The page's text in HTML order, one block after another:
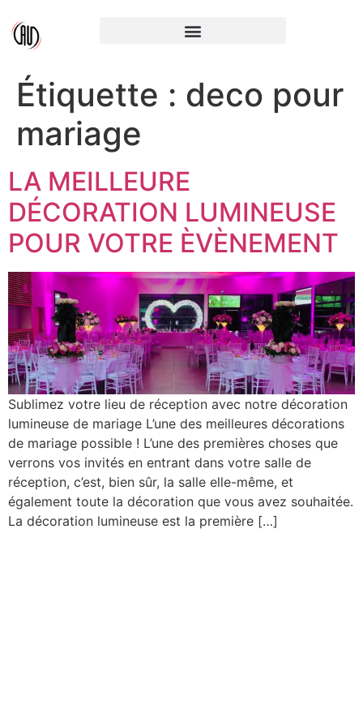
Étiquette : deco pour
mariage
LA MEILLEURE
DÉCORATION LUMINEUSE
POUR VOTRE ÈVÈNEMENT
Sublimez votre lieu de réception avec notre décoration
lumineuse de mariage L’une des meilleures décorations
de mariage possible ! L’une des premières choses que
verrons vos invités en entrant dans votre salle de
réception, c’est, bien sûr, la salle elle-même, et
également toute la décoration que vous avez souhaitée.
La décoration lumineuse est la première […]